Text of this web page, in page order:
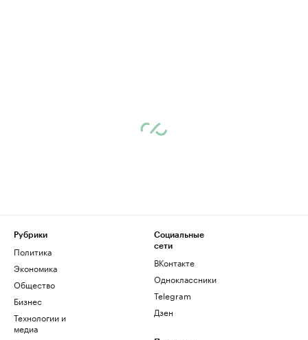
Рубрики
Политика
Экономика
Общество
Бизнес
Технологии и
медиа
Социальные
сети
ВКонтакте
Одноклассники
Telegram
Дзен